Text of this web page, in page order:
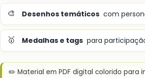
🎨 Desenhos temáticos com
🥇 Medalhas e tags para
✏️ Material em PDF digital colorido para